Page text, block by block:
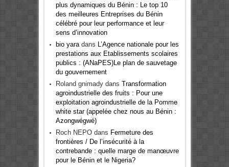
plus dynamiques du Bénin : Le top 10
des meilleures Entreprises du Bénin
célébré pour leur performance et leur
sens d’innovation
bio yaradans
L’Agence nationale pour les
prestations aux Etablissements scolaires
publics : (ANaPES)Le plan de sauvetage
du gouvernement
Roland gnimadydans Transformation
agroindustrielle des fruits : Pour une
exploitation agroindustrielle de la Pomme
white star (appelée chez nous au Bénin :
Azongwégwé)
Roch NEPOdans Fermeture des
frontières / De l’insécurité à la
contrebande : quelle marge de manœuvre
pour le Bénin et le Nigeria?